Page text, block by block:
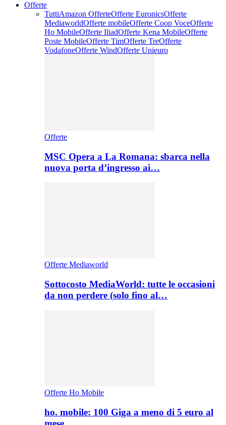
Offerte
TuttiAmazon OfferteOfferte EuronicsOfferte
MediaworldOfferte mobileOfferte Coop VoceOfferte
Ho MobileOfferte IliadOfferte Kena MobileOfferte
Poste MobileOfferte TimOfferte TreOfferte
VodafoneOfferte WindOfferte Unieuro
Offerte
MSC Opera a La Romana: sbarca nella
nuova porta d’ingresso ai…
Offerte Mediaworld
Sottocosto MediaWorld: tutte le occasioni
da non perdere (solo fino al…
Offerte Ho Mobile
ho. mobile: 100 Giga a meno di 5 euro al